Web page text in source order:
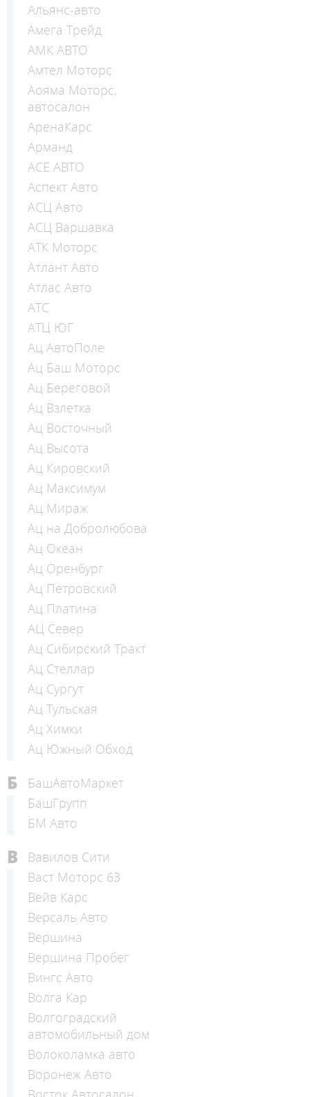
Альянс-авто
Амега Трейд
АМК АВТО
Амтел Моторс
Аояма Моторс,
автосалон
АренаКарс
Арманд
АСЕ АВТО
Аспект Авто
АСЦ Авто
АСЦ Варшавка
АТК Моторс
Атлант Авто
Атлас Авто
АТС
АТЦ ЮГ
Ац АвтоПоле
Ац Баш Моторс
Ац Береговой
Ац Взлетка
Ац Восточный
Ац Высота
Ац Кировский
Ац Максимум
Ац Мираж
Ац на Добролюбова
Ац Океан
Ац Оренбург
Ац Петровский
Ац Платина
АЦ Север
Ац Сибирский Тракт
Ац Стеллар
Ац Сургут
Ац Тульская
Ац Химки
Ац Южный Обход
Б
БашАвтоМаркет
БашГрупп
БМ Авто
В
Вавилов Сити
Васт Моторс 63
Вейв Карс
Версаль Авто
Вершина
Вершина Пробег
Вингс Авто
Волга Кар
Волгоградский
автомобильный дом
Волоколамка авто
Воронеж Авто